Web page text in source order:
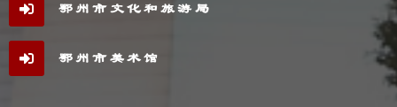
鄂州市文化和旅游局
鄂州市美术馆